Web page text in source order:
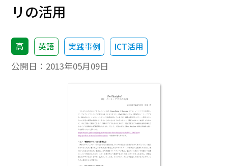
リの活用
高 英語 実践事例 ICT活用
公開日： 2013年05月09日